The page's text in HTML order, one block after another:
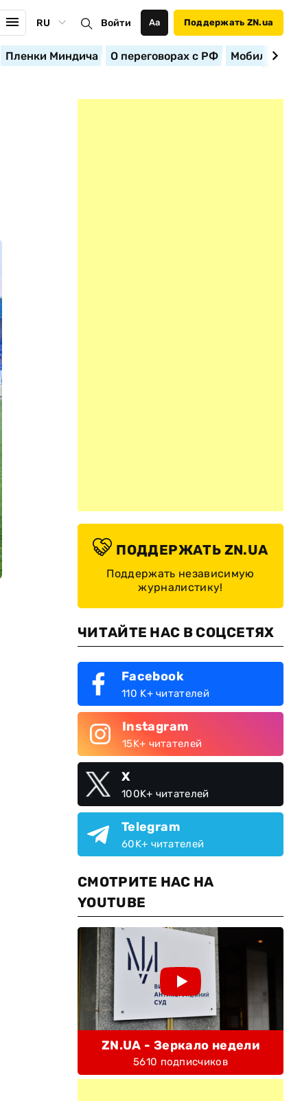
RU Войти Аа Поддержать ZN.ua
Пленки Миндича О переговорах с РФ
ПОДДЕРЖАТЬ ZN.UA
Поддержать независимую
журналистику!
ЧИТАЙТЕ НАС В СОЦСЕТЯХ
Facebook
110 K+ читателей
Instagram
15K+ читателей
X
100K+ читателей
Telegram
60K+ читателей
СМОТРИТЕ НАС НА
YOUTUBE
ZN.UA - Зеркало недели
5610 подписчиков